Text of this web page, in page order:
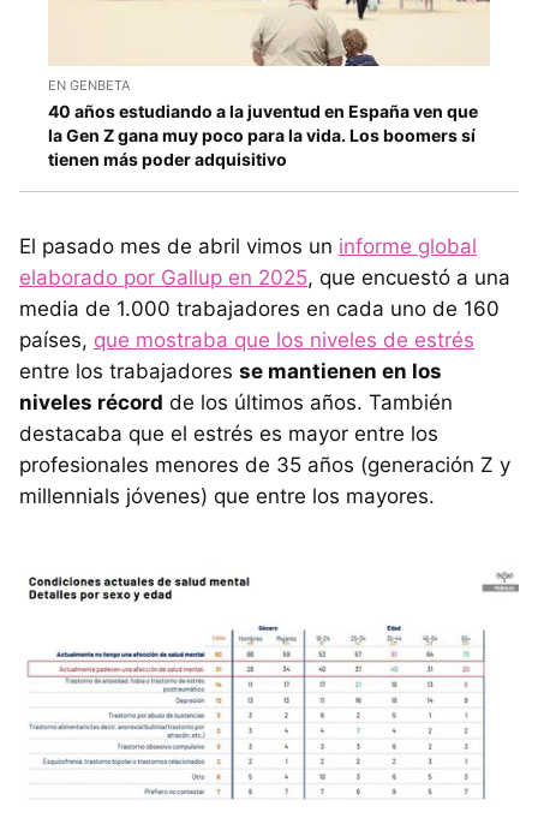
EN GENBETA
40 años estudiando a la juventud en España ven que
la Gen Z gana muy poco para la vida. Los boomers sí
tienen más poder adquisitivo
El pasado mes de abril vimos un informe global
elaborado por Gallup en 2025, que encuestó a una
media de 1.000 trabajadores en cada uno de 160
países, que mostraba que los niveles de estrés
entre los trabajadores se mantienen en los
niveles récord de los últimos años. También
destacaba que el estrés es mayor entre los
profesionales menores de 35 años (generación Z y
millennials jóvenes) que entre los mayores.